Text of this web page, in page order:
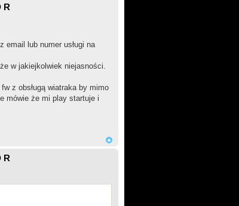
R
lub numer usługi na
w jakiejkolwiek niejasności.
z obsługą wiatraka by mimo
mówie że mi play startuje i
R